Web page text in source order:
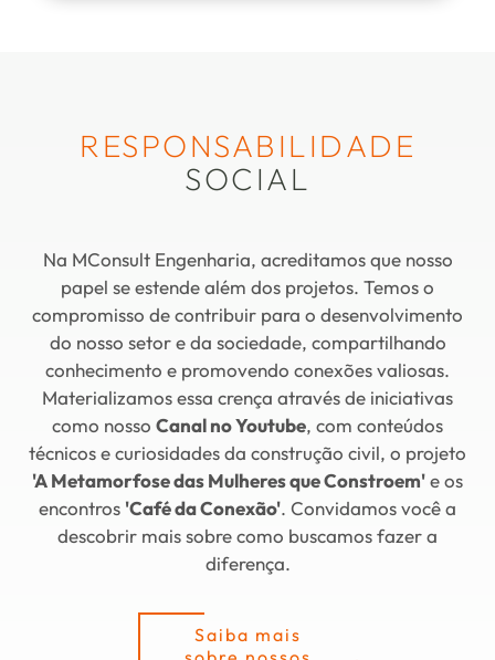
RESPONSABILIDADE
SOCIAL
Na MConsult Engenharia, acreditamos que nosso
papel se estende além dos projetos. Temos o
compromisso de contribuir para o desenvolvimento
do nosso setor e da sociedade, compartilhando
conhecimento e promovendo conexões valiosas.
Materializamos essa crença através de iniciativas
como nosso Canal no Youtube, com conteúdos
técnicos e curiosidades da construção civil, o projeto
'A Metamorfose das Mulheres que Constroem'e os
encontros 'Café da Conexão'. Convidamos você a
descobrir mais sobre como buscamos fazer a
diferença.
Saiba mais